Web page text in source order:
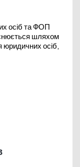
осіб та ФОП
шляхом
юридичних осіб,